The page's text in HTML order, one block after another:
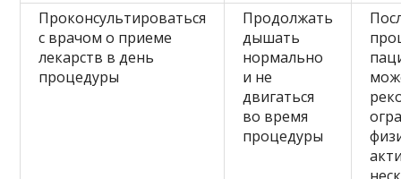
Проконсультироваться
с врачом о приеме
лекарств в день
процедуры
Продолжать
дышать
нормально
и не
двигаться
во время
процедуры